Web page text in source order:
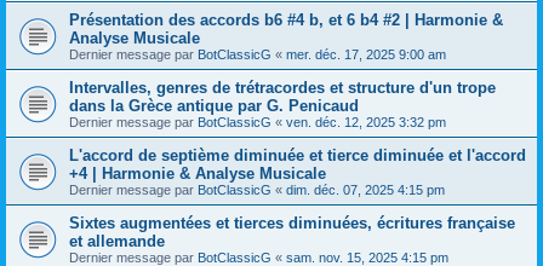
Présentation des accords b6 #4 b, et 6 b4 #2 | Harmonie &
Analyse Musicale
Dernier message par BotClassicG « mer. déc. 17, 2025 9:00 am
Intervalles, genres de trétracordes et structure d'un trope
dans la Grèce antique par G. Penicaud
Dernier message par BotClassicG « ven. déc. 12, 2025 3:32 pm
L'accord de septième diminuée et tierce diminuée et l'accord
+4 | Harmonie & Analyse Musicale
Dernier message par BotClassicG « dim. déc. 07, 2025 4:15 pm
Sixtes augmentées et tierces diminuées, écritures française
et allemande
Dernier message par BotClassicG « sam. nov. 15, 2025 4:15 pm